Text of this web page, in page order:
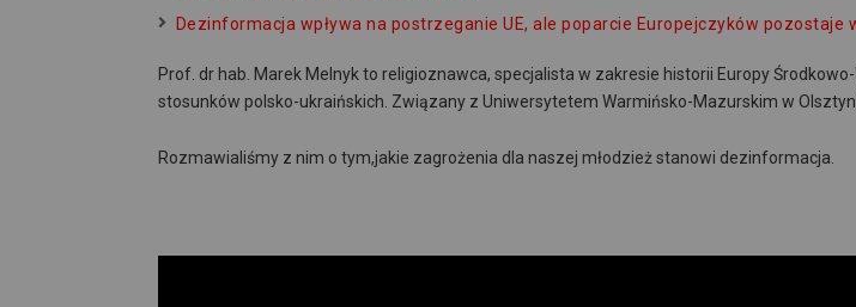
Dezinformacja wpływa na postrzeganie UE, ale poparcie Europejczyków pozostaje
Prof. dr hab. Marek Melnyk to religioznawca, specjalista w zakresie historii Europy
stosunków polsko-ukraińskich. Związany z Uniwersytetem Warmińsko-Mazurskim w
Rozmawialiśmy z nim o tym,jakie zagrożenia dla naszej młodzież stanowi dezinformacja.